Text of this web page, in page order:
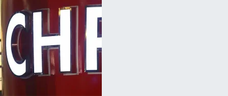
Spor
Teknoloji
Yaşam